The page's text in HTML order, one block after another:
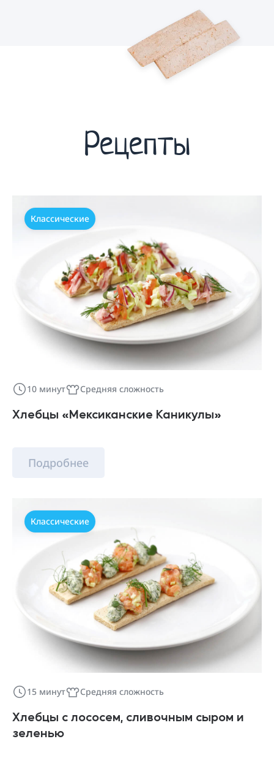
Рецепты
Классические
10 минут Средняя сложность
Хлебцы «Мексиканские Каникулы»
Подробнее
Классические
15 минут Средняя сложность
Хлебцы с лососем, сливочным сыром и
зеленью